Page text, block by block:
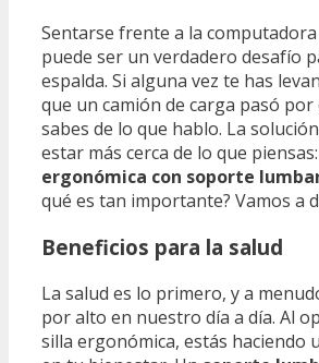
Sentarse frente a la
puede ser un verdadero desafío
espalda. Si alguna vez te has
que un camión de carga pasó por
sabes de lo que hablo. La
estar más cerca de lo que
ergonómica con soporte
qué es tan importante? Vamos a
Beneficios para la salud
La salud es lo primero, y a
por alto en nuestro día a día. Al
silla ergonómica, estás haciendo